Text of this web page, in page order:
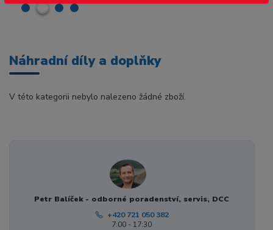
Náhradní díly a doplňky
V této kategorii nebylo nalezeno žádné zboží.
Petr Balíček - odborné poradenství, servis, DCC
+420 721 050 382
7:00 - 17:30